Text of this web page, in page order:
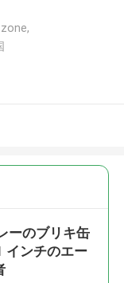
ーのブリキ缶
インチのエー